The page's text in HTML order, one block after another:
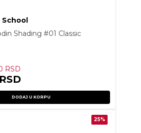
Shading #01 Classic
RSD
RSD
DODAJ U KORPU
25%